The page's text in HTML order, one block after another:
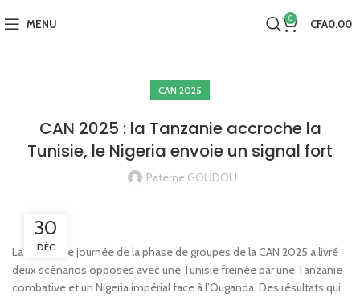
MENU 0 CFA0.00
CAN 2025
CAN 2025 : la Tanzanie accroche la
Tunisie, le Nigeria envoie un signal fort
Paterne GOUDOU
30
DÉC
La troisième journée de la phase de groupes de la CAN 2025 a livré
deux scénarios opposés avec une Tunisie freinée par une Tanzanie
combative et un Nigeria impérial face à l’Ouganda. Des résultats qui